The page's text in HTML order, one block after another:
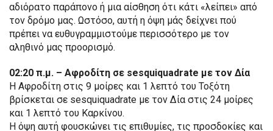
αδιόρατο παράπονο ή μια αίσθηση ότι κάτι «λείπει» από
τον δρόμο μας. Ωστόσο, αυτή η όψη μάς δείχνει πού
πρέπει να ευθυγραμμιστούμε περισσότερο με τον
αληθινό μας προορισμό.
02:20 π.μ. – Αφροδίτη σε sesquiquadrate με τον Δία
Η Αφροδίτη στις 9 μοίρες και 1 λεπτό του Τοξότη
βρίσκεται σε sesquiquadrate με τον Δία στις 24 μοίρες
και 1 λεπτό του Καρκίνου.
Η όψη αυτή φουσκώνει τις επιθυμίες, τις προσδοκίες και